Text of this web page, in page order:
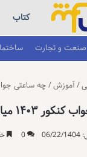
کتاب
صنعت و تجارت
/آموزش/ چه ساعتی جواب کنکور ۱۴۰۳
زمان دقیق اعلام نتایج
0